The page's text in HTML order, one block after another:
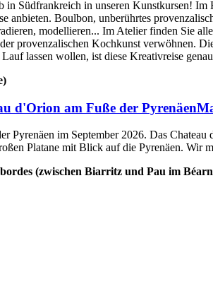
in Südfrankreich in unseren Kunstkursen!
anbieten. Boulbon, unberührtes
modellieren... Im Atelier finden Sie
provenzalischen Kochkunst verwöhnen.
lassen wollen, ist diese Kreativreise
Pyrenäen im September 2026. Das
Platane mit Blick auf die Pyrenäen. Wir
(zwischen Biarritz und Pau im